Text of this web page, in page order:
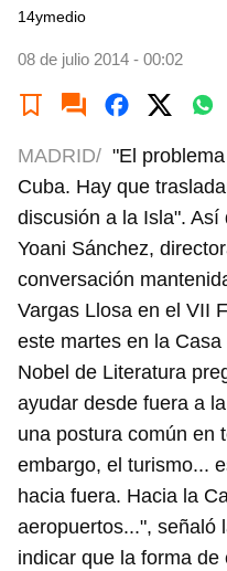
14ymedio
08 de julio 2014 - 00:02
MADRID/ "El
Cuba. Hay que
discusión a la Isla".
Yoani Sánchez,
conversación
Vargas Llosa en el VII
este martes en la
Nobel de Literatura
ayudar desde fuera a
una postura común en
embargo, el turismo...
hacia fuera. Hacia la
aeropuertos...", señaló
indicar que la forma